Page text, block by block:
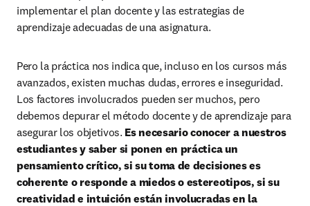
implementar el plan docente y las estrategias de
aprendizaje adecuadas de una asignatura.
Pero la práctica nos indica que, incluso en los cursos más
avanzados, existen muchas dudas, errores e inseguridad.
Los factores involucrados pueden ser muchos, pero
debemos depurar el método docente y de aprendizaje para
asegurar los objetivos. Es necesario conocer a nuestros
estudiantes y saber si ponen en práctica un
pensamiento crítico, si su toma de decisiones es
coherente o responde a miedos o estereotipos, si su
creatividad e intuición están involucradas en la